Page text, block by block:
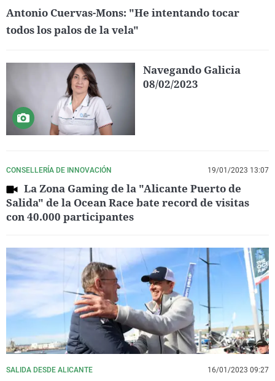
Antonio Cuervas-Mons: "He intentando tocar
todos los palos de la vela"
Navegando Galicia
08/02/2023
CONSELLERÍA DE INNOVACIÓN 19/01/2023 13:07
La Zona Gaming de la "Alicante Puerto de
Salida" de la Ocean Race bate record de visitas
con 40.000 participantes
SALIDA DESDE ALICANTE 16/01/2023 09:27